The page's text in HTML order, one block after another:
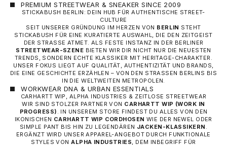
PREMIUM STREETWEAR & SNEAKER SINCE 2009
STICKABUSH BERLIN: DEIN HUB FÜR AUTHENTISCHE STREET-
CULTURE
SEIT UNSERER GRÜNDUNG IM HERZEN VON BERLIN STEHT
STICKABUSH FÜR EINE KURATIERTE AUSWAHL, DIE DEN ZEITGEIST
DER STRASSE ATMET. ALS FESTE INSTANZ IN DER BERLINER
STREETWEAR-SZENE BIETEN WIR DIR NICHT NUR DIE NEUESTEN
TRENDS, SONDERN ECHTE KLASSIKER MIT HERITAGE-CHARAKTER.
UNSER FOKUS LIEGT AUF QUALITÄT, AUTHENTIZITÄT UND BRANDS,
DIE EINE GESCHICHTE ERZÄHLEN – VON DEN STRASSEN BERLINS BIS I
N DIE WELTWEITEN METROPOLEN.
WORKWEAR DNA & URBAN ESSENTIALS
CARHARTT WIP, ALPHA INDUSTRIES & ZEITLOSE STREETWEAR
WIR SIND STOLZER PARTNER VON CARHARTT WIP (WORK IN
PROGRESS) . IN UNSEREM STORE FINDEST DU ALLES VON DEN
IKONISCHEN CARHARTT WIP CORDHOSENWIE DER NEWEL ODER
SIMPLE PANT BIS HIN ZU LEGENDÄREN JACKEN-KLASSIKERN .
ERGÄNZT WIRD UNSER APPAREL-ANGEBOT DURCH FUNKTIONALE
STYLES VONALPHA INDUSTRIES, DEM INBEGRIFF FÜR